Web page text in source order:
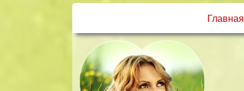
Главная